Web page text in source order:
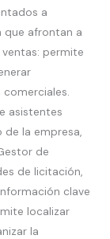
a
que afrontan a
ventas: permite
asistentes
la empresa,
de
de licitación,
clave
localizar
la